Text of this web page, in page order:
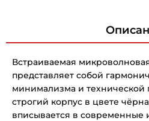
Встраиваемая
представляет собой
минимализма и технической
строгий корпус в цвете
вписывается в современные